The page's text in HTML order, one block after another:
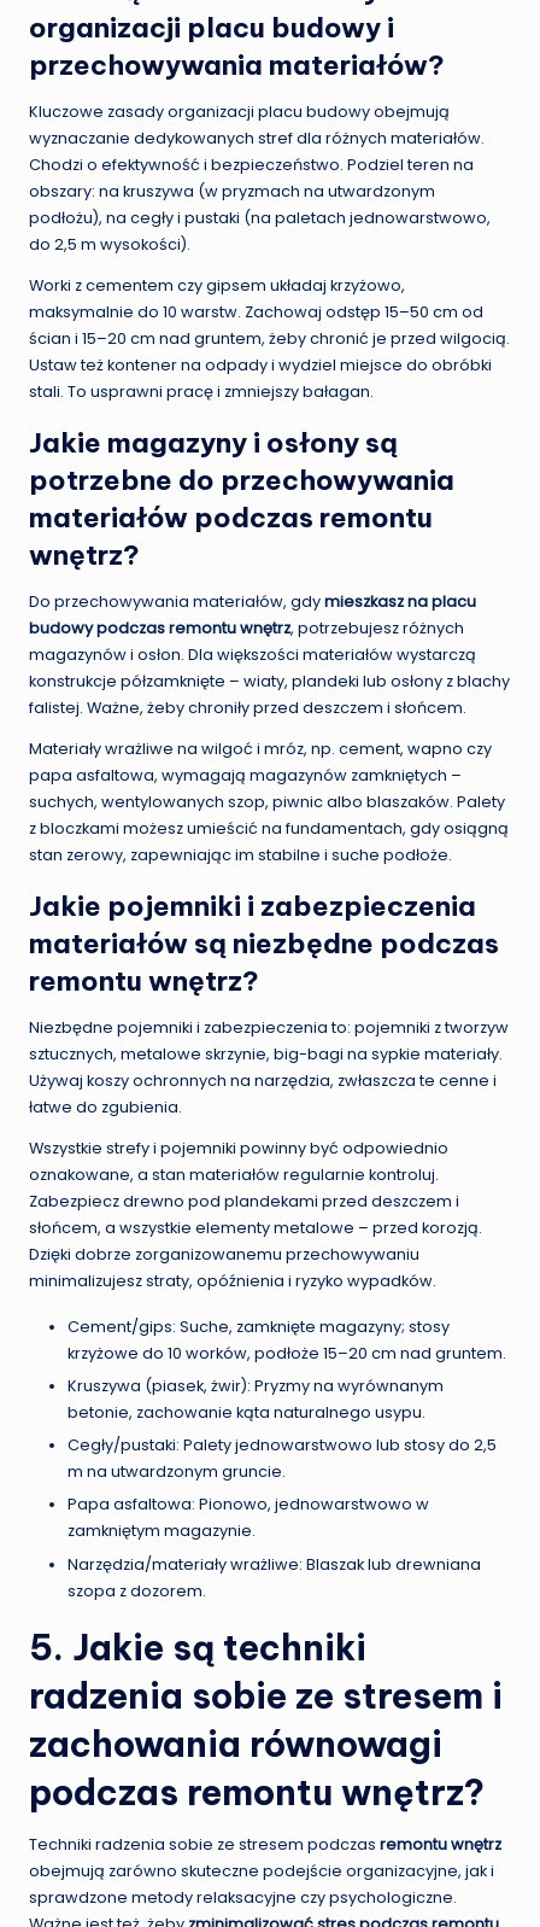
organizacji placu budowy i
przechowywania materiałów?
Kluczowe zasady organizacji placu budowy obejmują
wyznaczanie dedykowanych stref dla różnych materiałów.
Chodzi o efektywność i bezpieczeństwo. Podziel teren na
obszary: na kruszywa (w pryzmach na utwardzonym
podłożu), na cegły i pustaki (na paletach jednowarstwowo,
do 2,5 m wysokości).
Worki z cementem czy gipsem układaj krzyżowo,
maksymalnie do 10 warstw. Zachowaj odstęp 15–50 cm od
ścian i 15–20 cm nad gruntem, żeby chronić je przed wilgocią.
Ustaw też kontener na odpady i wydziel miejsce do obróbki
stali. To usprawni pracę i zmniejszy bałagan.
Jakie magazyny i osłony są
potrzebne do przechowywania
materiałów podczas remontu
wnętrz?
Do przechowywania materiałów, gdymieszkasz na placu
budowy podczas remontu wnętrz, potrzebujesz różnych
magazynów i osłon. Dla większości materiałów wystarczą
konstrukcje półzamknięte – wiaty, plandeki lub osłony z blachy
falistej. Ważne, żeby chroniły przed deszczem i słońcem.
Materiały wrażliwe na wilgoć i mróz, np. cement, wapno czy
papa asfaltowa, wymagają magazynów zamkniętych –
suchych, wentylowanych szop, piwnic albo blaszaków. Palety
z bloczkami możesz umieścić na fundamentach, gdy osiągną
stan zerowy, zapewniając im stabilne i suche podłoże.
Jakie pojemniki i zabezpieczenia
materiałów są niezbędne podczas
remontu wnętrz?
Niezbędne pojemniki i zabezpieczenia to: pojemniki z tworzyw
sztucznych, metalowe skrzynie, big-bagi na sypkie materiały.
Używaj koszy ochronnych na narzędzia, zwłaszcza te cenne i
łatwe do zgubienia.
Wszystkie strefy i pojemniki powinny być odpowiednio
oznakowane, a stan materiałów regularnie kontroluj.
Zabezpiecz drewno pod plandekami przed deszczem i
słońcem, a wszystkie elementy metalowe – przed korozją.
Dzięki dobrze zorganizowanemu przechowywaniu
minimalizujesz straty, opóźnienia i ryzyko wypadków.
Cement/gips: Suche, zamknięte magazyny; stosy
krzyżowe do 10 worków, podłoże 15–20 cm nad gruntem.
Kruszywa (piasek, żwir): Pryzmy na wyrównanym
betonie, zachowanie kąta naturalnego usypu.
Cegły/pustaki: Palety jednowarstwowo lub stosy do 2,5
m na utwardzonym gruncie.
Papa asfaltowa: Pionowo, jednowarstwowo w
zamkniętym magazynie.
Narzędzia/materiały wrażliwe: Blaszak lub drewniana
szopa z dozorem.
5. Jakie są techniki
radzenia sobie ze stresem i
zachowania równowagi
podczas remontu wnętrz?
Techniki radzenia sobie ze stresem podczas remontu wnętrz
obejmują zarówno skuteczne podejście organizacyjne, jak i
sprawdzone metody relaksacyjne czy psychologiczne.